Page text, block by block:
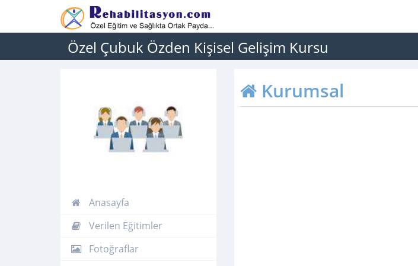
Özel Çubuk Özden Kişisel Gelişim Kursu
Anasayfa
Verilen Eğitimler
Fotoğraflar
Kurumsal